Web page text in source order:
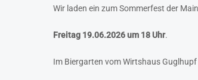
Wir laden ein zum Sommerfest der
Freitag 19.06.2026 um 18 Uhr.
Im Biergarten vom Wirtshaus Guglhupf